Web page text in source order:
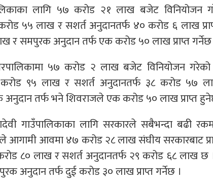
लागि ५७ करोड २१ लाख बजेट विनियोजन
५५ लाख र सशर्त अनुदानतर्फ ४० करोड ६ लाख
र समपुरक अनुदान तर्फ एक करोड ५० लाख प्राप्त गर्नेछ
५७ करोड २ लाख बजेट विनियोजन
९५ लाख र सशर्त अनुदानतर्फ ३८ करोड ५७ लाख
तर्फ भने शिवराजले एक करोड ५० लाख प्राप्त
गाउँपालिकाका लागि सरकारले सबैभन्दा बढी
आगामी आवमा ४७ करोड २८ लाख संघीय सरकारबाट
८० लाख र सशर्त अनुदानतर्फ २९ करोड ६८ लाख
अनुदान तर्फ दुई करोड ३० लाख प्राप्त गर्नेछ ।